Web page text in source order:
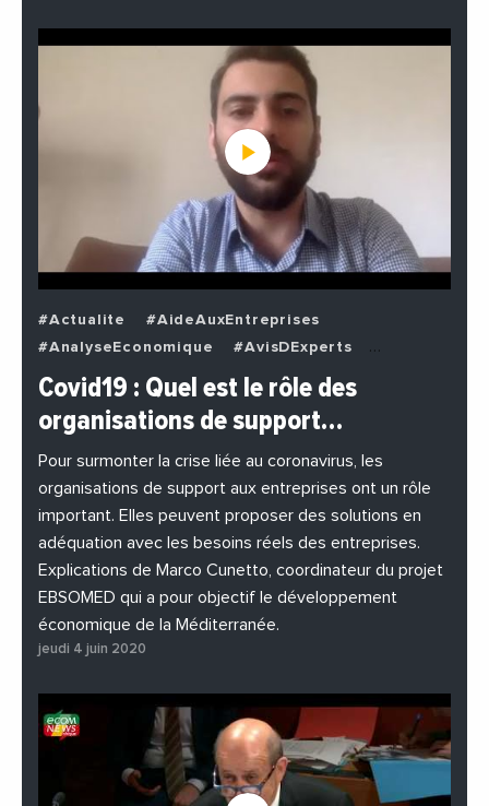
#Actualite
#AideAuxEntreprises
#AnalyseEconomique
#AvisDExperts
#BuzzNews
#Decideurs
#EchangesMediterraneens
#Economie
#EnDirectDe
#Entreprises
#Institutions
#PhotosEtVideos
Covid19 : Quel est le rôle des
organisations de support…
Pour surmonter la crise liée au coronavirus, les
organisations de support aux entreprises ont un rôle
important. Elles peuvent proposer des solutions en
adéquation avec les besoins réels des entreprises.
Explications de Marco Cunetto, coordinateur du projet
EBSOMED qui a pour objectif le développement
économique de la Méditerranée.
jeudi 4 juin 2020